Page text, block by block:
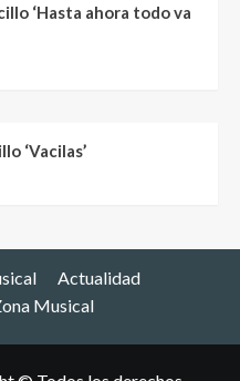
‘Hasta ahora todo va
‘Vacilas’
Actualidad
Musical